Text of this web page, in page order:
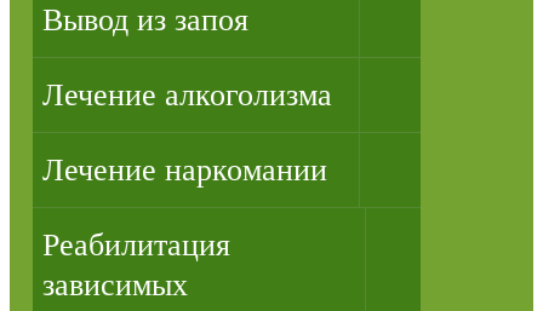
Вывод из запоя
Лечение алкоголизма
Лечение наркомании
Реабилитация
зависимых